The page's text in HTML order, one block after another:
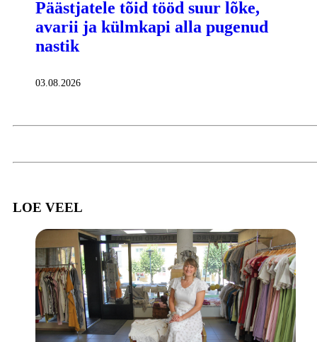
Päästjatele tõid tööd suur lõke,
avarii ja külmkapi alla pugenud
nastik
03.08.2026
LOE VEEL